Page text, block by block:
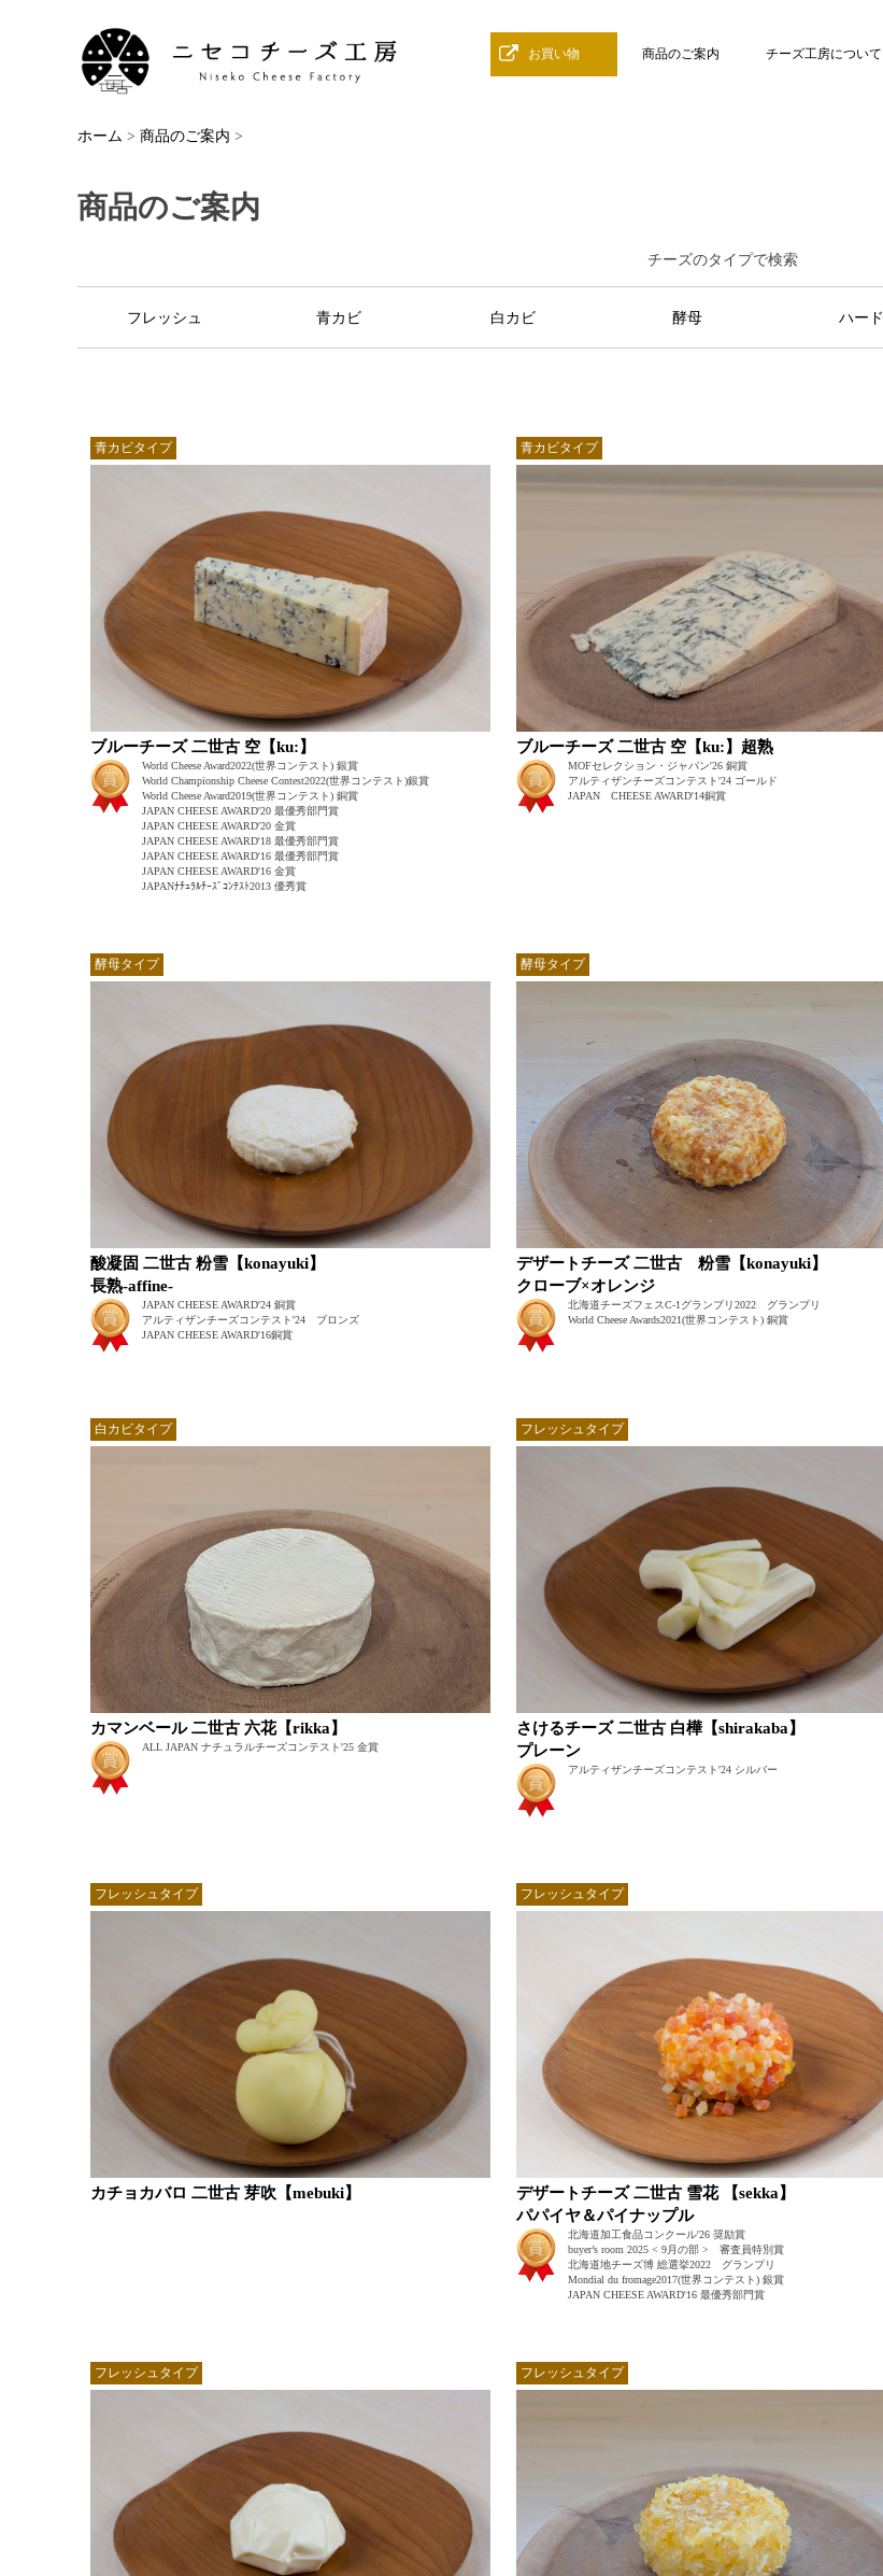
お買い物 商品のご案内 チーズ工房について
ホーム > 商品のご案内 >
商品のご案内
チーズのタイプで検索
フレッシュ 青カビ 白カビ 酵母 ハード
青カビタイプ
ブルーチーズ 二世古 空【ku:】
World Cheese Award2022(世界コンテスト) 銀賞
World Championship Cheese Contest2022(世界コンテスト)銀賞
World Cheese Award2019(世界コンテスト) 銅賞
JAPAN CHEESE AWARD'20 最優秀部門賞
JAPAN CHEESE AWARD'20 金賞
JAPAN CHEESE AWARD'18 最優秀部門賞
JAPAN CHEESE AWARD'16 最優秀部門賞
JAPAN CHEESE AWARD'16 金賞
JAPANﾅﾁｭﾗﾙﾁｰｽﾞｺﾝﾃｽﾄ2013 優秀賞
青カビタイプ
ブルーチーズ 二世古 空【ku:】超熟
MOFセレクション・ジャパン'26 銅賞
アルティザンチーズコンテスト'24 ゴールド
JAPAN CHEESE AWARD'14銅賞
酵母タイプ
酸凝固 二世古 粉雪【konayuki】
長熟-affine-
JAPAN CHEESE AWARD'24 銅賞
アルティザンチーズコンテスト'24 ブロンズ
JAPAN CHEESE AWARD'16銅賞
酵母タイプ
デザートチーズ 二世古 粉雪【konayuki】
クローブ×オレンジ
北海道チーズフェスC-1グランプリ2022 グランプリ
World Cheese Awards2021(世界コンテスト) 銅賞
白カビタイプ
カマンベール 二世古 六花【rikka】
ALL JAPAN ナチュラルチーズコンテスト'25 金賞
フレッシュタイプ
さけるチーズ 二世古 白樺【shirakaba】
プレーン
アルティザンチーズコンテスト'24 シルバー
フレッシュタイプ
カチョカバロ 二世古 芽吹【mebuki】
フレッシュタイプ
デザートチーズ 二世古 雪花 【sekka】
パパイヤ＆パイナップル
北海道加工食品コンクール'26 奨励賞
buyer’s room 2025 < 9月の部 > 審査員特別賞
北海道地チーズ博 総選挙2022 グランプリ
Mondial du fromage2017(世界コンテスト) 銀賞
JAPAN CHEESE AWARD'16 最優秀部門賞
フレッシュタイプ フレッシュタイプ